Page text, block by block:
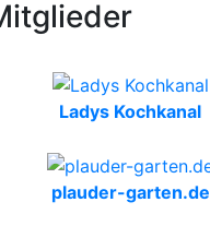
Ladys Kochkanal
plauder-garten.de